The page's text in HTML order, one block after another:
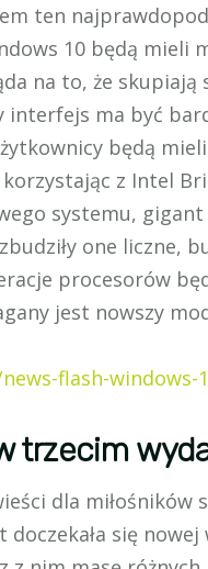
ten
10 będą mieli
na to, że
interfejs ma być
będą
z Intel
systemu,
one liczne,
procesorów
jest nowszy
flash-windows-
trzecim
dla
doczekała się